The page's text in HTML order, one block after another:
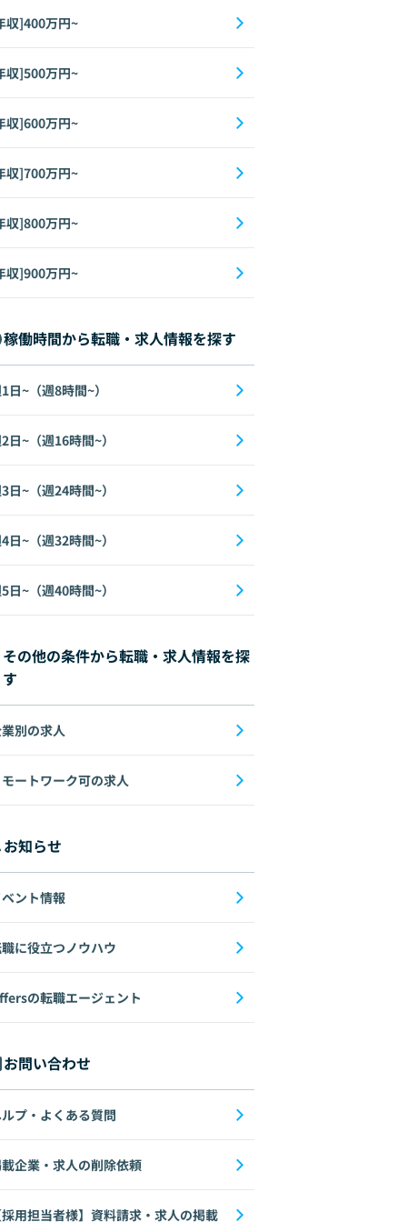
収]400万円~
収]500万円~
収]600万円~
収]700万円~
収]800万円~
収]900万円~
稼働時間から転職・求人情報を探す
日~（週8時間~）
日~（週16時間~）
日~（週24時間~）
日~（週32時間~）
日~（週40時間~）
その他の条件から転職・求人情報を探
す
別の求人
ートワーク可の求人
お知らせ
ント情報
に役立つノウハウ
の転職エージェント
お問い合わせ
プ・よくある質問
企業・求人の削除依頼
用担当者様】資料請求・求人の掲載